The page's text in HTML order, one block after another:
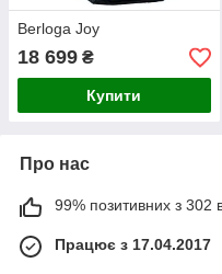
Berloga Joy
18 699 ₴
Купити
Про нас
99% позитивних з 302
Працює з 17.04.2017